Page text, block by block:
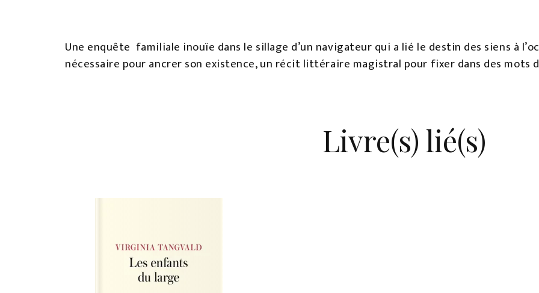
Une enquête familiale inouïe dans le sillage d’un navigateur qui a lié le destin des siens à
nécessaire pour ancrer son existence, un récit littéraire magistral pour fixer dans des mots
Livre(s) lié(s)